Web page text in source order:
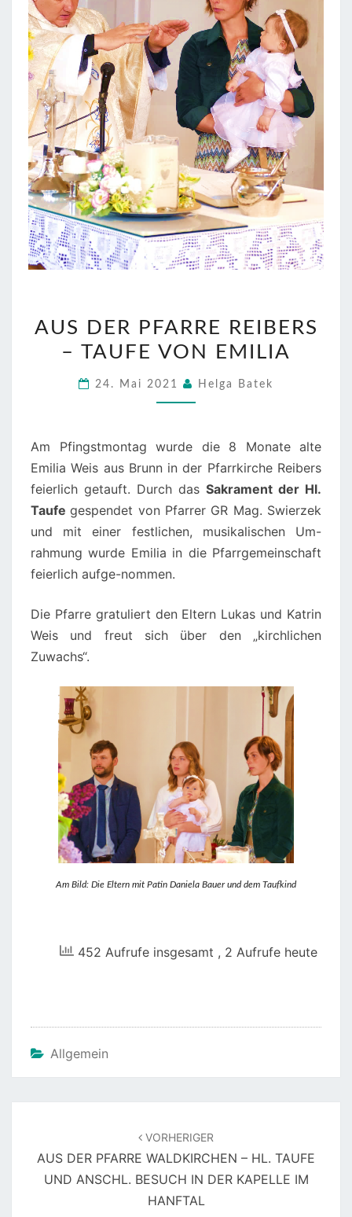
DER
PFARRE
AUS DER PFARRE REIBERS
– TAUFE VON EMILIA
24. Mai 2021 Helga Batek
Am Pfingstmontag wurde die 8 Monate alte
Emilia Weis aus Brunn in der Pfarrkirche Reibers
feierlich getauft. Durch das Sakrament der Hl.
Taufegespendet von Pfarrer GR Mag. Swierzek
und mit einer festlichen, musikalischen Um-
rahmung wurde Emilia in die Pfarrgemeinschaft
feierlich aufge-nommen.
Die Pfarre gratuliert den Eltern Lukas und Katrin
Weis und freut sich über den „kirchlichen
Zuwachs“.
Am Bild: Die Eltern mit Patin Daniela Bauer und dem Taufkind
452 Aufrufe insgesamt , 2 Aufrufe heute
Allgemein
VORHERIGER
AUS DER PFARRE WALDKIRCHEN – HL. TAUFE
UND ANSCHL. BESUCH IN DER KAPELLE IM
HANFTAL